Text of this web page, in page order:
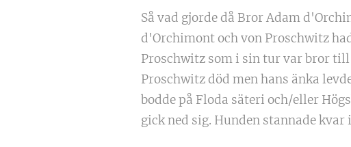
Så vad gjorde då Bror Adam
d'Orchimont och von Proschwitz
Proschwitz som i sin tur var bror till
Proschwitz död men hans änka
bodde på Floda säteri och/eller
gick ned sig. Hunden stannade